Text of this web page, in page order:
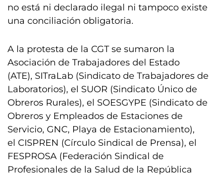
no está ni declarado ilegal ni tampoco existe
una conciliación obligatoria.
A la protesta de la CGT se sumaron la
Asociación de Trabajadores del Estado
(ATE), SITraLab (Sindicato de Trabajadores de
Laboratorios), el SUOR (Sindicato Único de
Obreros Rurales), el SOESGYPE (Sindicato de
Obreros y Empleados de Estaciones de
Servicio, GNC, Playa de Estacionamiento),
el CISPREN (Círculo Sindical de Prensa), el
FESPROSA (Federación Sindical de
Profesionales de la Salud de la República